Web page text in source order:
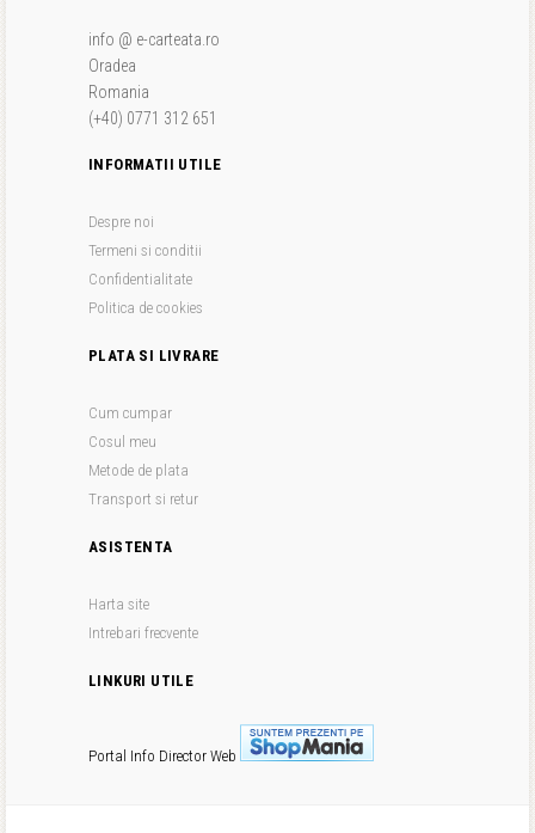
info @ e-carteata.ro
Oradea
Romania
(+40) 0771 312 651
INFORMATII UTILE
Despre noi
Termeni si conditii
Confidentialitate
Politica de cookies
PLATA SI LIVRARE
Cum cumpar
Cosul meu
Metode de plata
Transport si retur
ASISTENTA
Harta site
Intrebari frecvente
LINKURI UTILE
Portal Info Director Web